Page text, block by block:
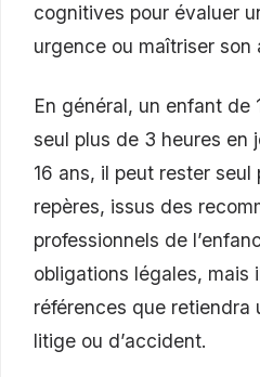
cognitives pour évaluer
urgence ou maîtriser son
En général, un enfant de
seul plus de 3 heures en
16 ans, il peut rester
repères, issus des
professionnels de
obligations légales, mais
références que retiendra
litige ou d’accident.